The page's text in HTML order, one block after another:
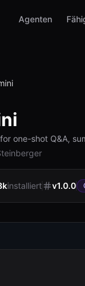
Agenten
one-shot Q&A,
installiert v1.0.0